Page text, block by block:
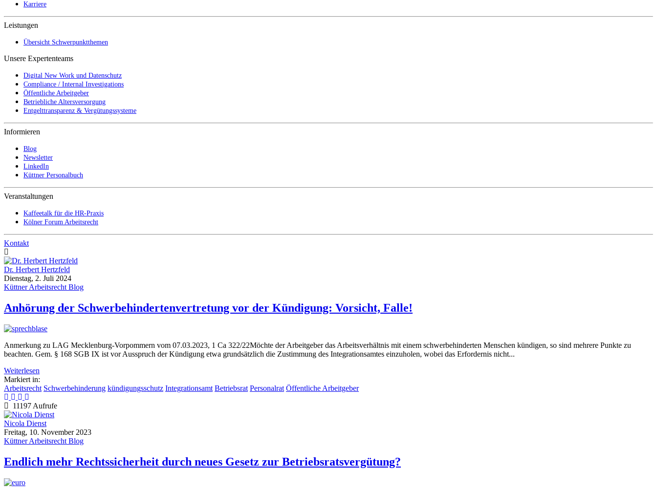
Karriere
Leistungen
Übersicht Schwerpunktthemen
Unsere Expertenteams
Digital New Work und Datenschutz
Compliance / Internal Investigations
Öffentliche Arbeitgeber
Betriebliche Altersversorgung
Entgelttransparenz & Vergütungssysteme
Informieren
Blog
Newsletter
LinkedIn
Küttner Personalbuch
Veranstaltungen
Kaffeetalk für die HR-Praxis
Kölner Forum Arbeitsrecht
Kontakt
Dr. Herbert Hertzfeld
Dienstag, 2. Juli 2024
Küttner Arbeitsrecht Blog
Anhörung der Schwerbehindertenvertretung vor der Kündigung: Vorsicht, Falle!
Anmerkung zu LAG Mecklenburg-Vorpommern vom 07.03.2023, 1 Ca 322/22Möchte der Arbeitgeber das Arbeitsverhältnis mit einem schwerbehinderten Menschen kündigen, so sind mehrere Punkte zu
beachten. Gem. § 168 SGB IX ist vor Ausspruch der Kündigung etwa grundsätzlich die Zustimmung des Integrationsamtes einzuholen, wobei das Erfordernis nicht...
Weiterlesen
Markiert in:
Arbeitsrecht Schwerbehinderung kündigungsschutz Integrationsamt Betriebsrat Personalrat Öffentliche Arbeitgeber
11197 Aufrufe
Nicola Dienst
Freitag, 10. November 2023
Küttner Arbeitsrecht Blog
Endlich mehr Rechtssicherheit durch neues Gesetz zur Betriebsratsvergütung?